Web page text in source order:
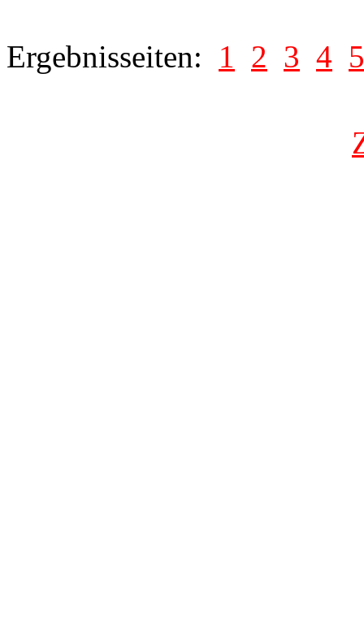
Ergebnisseiten: 1 2 3 4 5